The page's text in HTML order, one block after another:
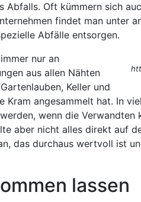
Abfalls. Oft kümmern sich
findet man unter
Abfälle entsorgen.
nur an
aus allen Nähten
Keller und
angesammelt hat. In
wenn die
aber nicht alles direkt auf
das durchaus wertvoll ist
lassen